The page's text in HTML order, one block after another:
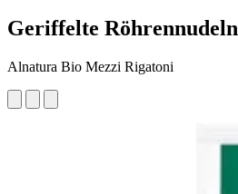
Geriffelte Röhrennudeln
Alnatura Bio Mezzi Rigatoni